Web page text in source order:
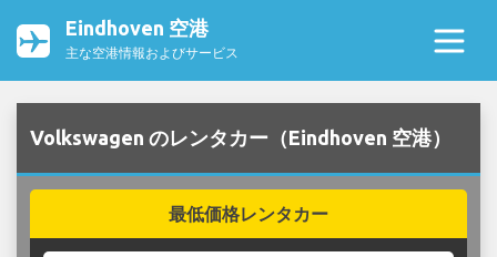
Eindhoven 空港
主な空港情報およびサービス
Volkswagen のレンタカー（Eindhoven 空港）
最低価格レンタカー